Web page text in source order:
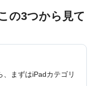
の3つから見て
まずはiPadカテゴリ